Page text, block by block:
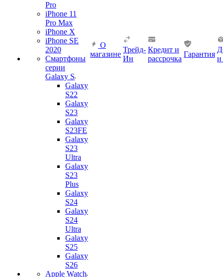
Pro
iPhone 11
Pro Max
iPhone X
iPhone SE
2020
Смартфоны
серии
Galaxy S
Galaxy
S22
Galaxy
S23
Galaxy
S23FE
Galaxy
S23
Ultra
Galaxy
S23
Plus
Galaxy
S24
Galaxy
S24
Ultra
Galaxy
S25
Galaxy
S26
Apple Watch
О
магазине
Трейд-
Ин
Кредит и
рассрочка
Гарантия
и